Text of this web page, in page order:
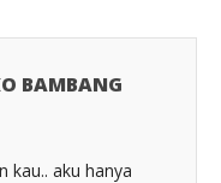
BAMBANG
kau.. aku hanya